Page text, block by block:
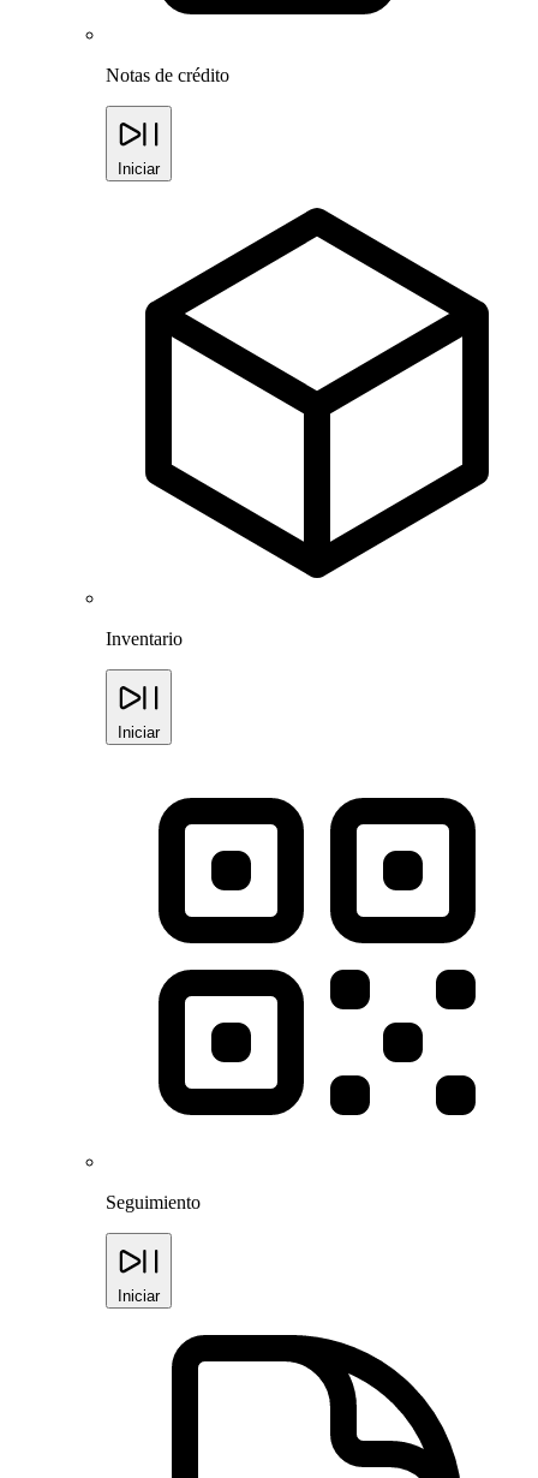
Notas de crédito
Iniciar
Inventario
Iniciar
Seguimiento
Iniciar